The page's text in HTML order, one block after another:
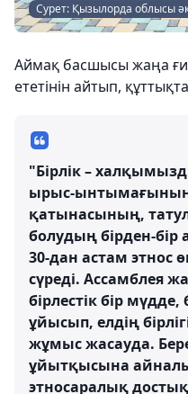
Сурет: Қызылорда облысы
Аймақ басшысы жаңа
ететінін айтып,
"Бірлік –
ырыс-
қатынасының,
болудың бірден-
30-дан астам этнос
сүреді. Ассамблея
бірлестік бір
ұйысып, елдің
жұмыс жасауда.
ұйытқысына
этносаралық достық